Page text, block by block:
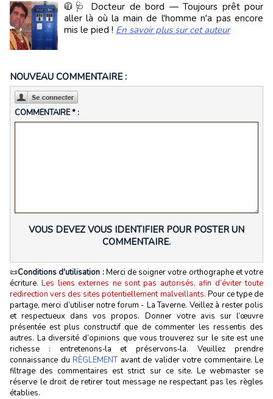
🧥🩺 Docteur de bord — Toujours prêt pour
aller là où la main de l'homme n'a pas encore
mis le pied ! En savoir plus sur cet auteur
NOUVEAU COMMENTAIRE :
COMMENTAIRE * :
VOUS DEVEZ VOUS IDENTIFIER POUR POSTER UN
COMMENTAIRE.
📜Conditions d'utilisation :Merci de soigner votre orthographe et votre
écriture.Les liens externes ne sont pas autorisés, afin d’éviter toute
redirection vers des sites potentiellement malveillants. Pour ce type de
partage, merci d’utiliser notre forum - La Taverne. Veillez à rester polis
et respectueux dans vos propos. Donner votre avis sur l’œuvre
présentée est plus constructif que de commenter les ressentis des
autres. La diversité d’opinions que vous trouverez sur le site est une
richesse : entretenons‑la et préservons‑la. Veuillez prendre
connaissance du RÈGLEMENTavant de valider votre commentaire. Le
filtrage des commentaires est strict sur ce site. Le webmaster se
réserve le droit de retirer tout message ne respectant pas les règles
établies.